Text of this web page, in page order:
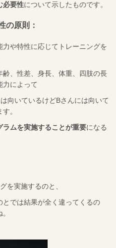
必要性について示したものです。
の原則：
や特性に応じてトレーニングを
、性差、身長、体重、四肢の長
力によって
向いているけどBさんには向いて
。
ラムを実施することが重要になる
を実施するのと、
では結果が全く違ってくるの